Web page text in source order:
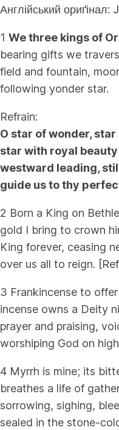
Англійський ориґінал:
1 We three kings of
bearing gifts we
field and fountain,
following yonder star.
Refrain:
O star of wonder,
star with royal
westward leading,
guide us to thy
2 Born a King on
gold I bring to crown
King forever, ceasing
over us all to reign.
3 Frankincense to
incense owns a Deity
prayer and praising,
worshiping God on
4 Myrrh is mine; its
breathes a life of
sorrowing, sighing,
sealed in the stone-